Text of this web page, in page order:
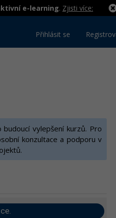
e-learning. Zjisti více:
Přihlásit se
vylepšení kurzů. Pro
konzultace a podporu v